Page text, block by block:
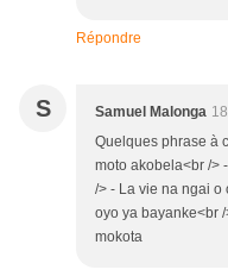
Répondre
S Samuel Malonga
Quelques phrase à
moto akobela<br />
/> - La vie na ngai o
oyo ya bayanke<br
mokota